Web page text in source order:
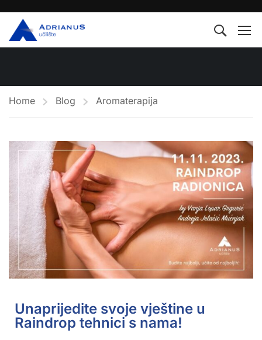
Home Blog Aromaterapija
Unaprijedite svoje vještine u
Raindrop tehnici s nama!